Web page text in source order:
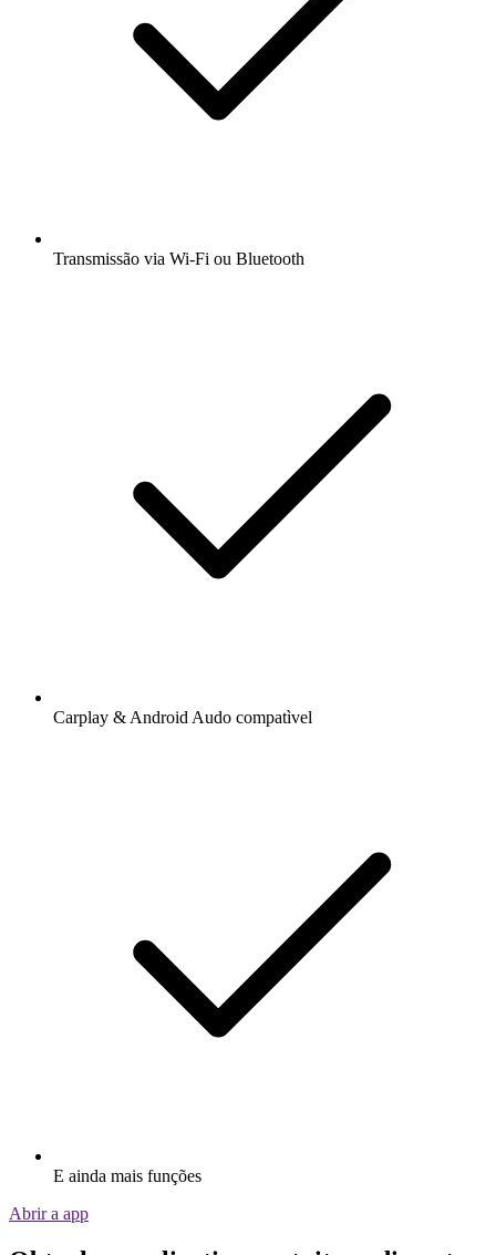
Transmissão via Wi-Fi ou Bluetooth
Carplay & Android Audo compatìvel
E ainda mais funções
Abrir a app